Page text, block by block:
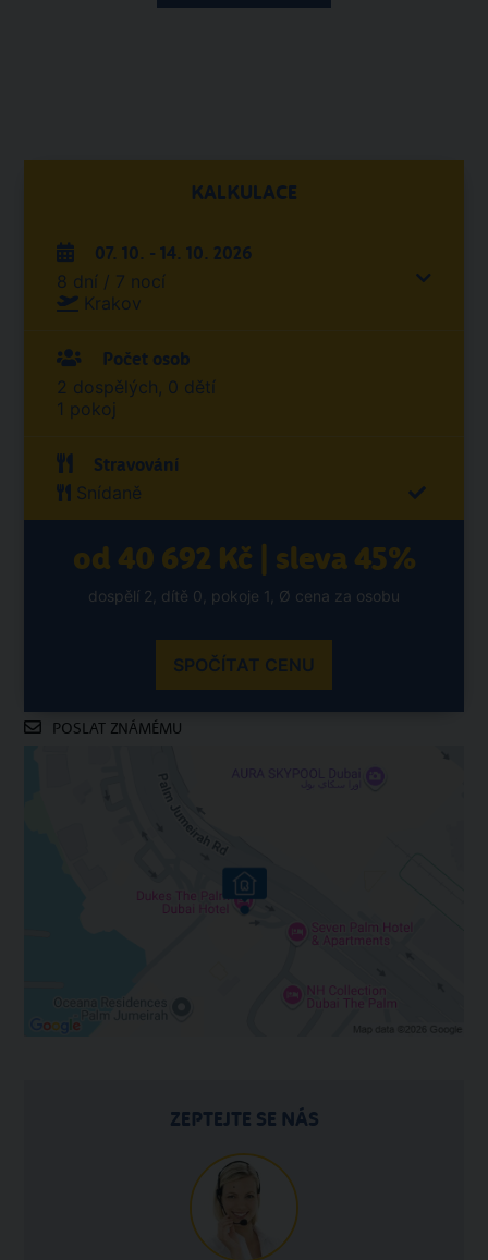
KALKULACE
07. 10. - 14. 10. 2026
8 dní / 7 nocí
Krakov
Počet osob
2 dospělých, 0 dětí
1 pokoj
Stravování
Snídaně
od 40 692 Kč | sleva 45%
dospělí 2, dítě 0, pokoje 1, Ø cena za osobu
SPOČÍTAT CENU
POSLAT ZNÁMÉMU
ZEPTEJTE SE NÁS